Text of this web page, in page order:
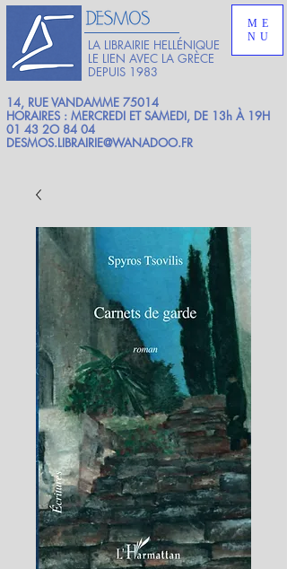
LA LIBRAIRIE HELLÉNIQUE
LE LIEN AVEC LA GRÈCE
DEPUIS 1983
ME
NU
14, RUE VANDAMME 75014
HORAIRES : MERCREDI ET SAMEDI, DE 13h À 19H
01 43 2O 84 04
DESMOS.LIBRAIRIE@WANADOO.FR